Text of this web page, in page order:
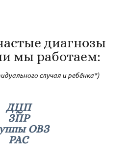
диагнозы
мы работаем:
случая и ребёнка*)
ДЦП
ЗПР
ОВЗ
РАС